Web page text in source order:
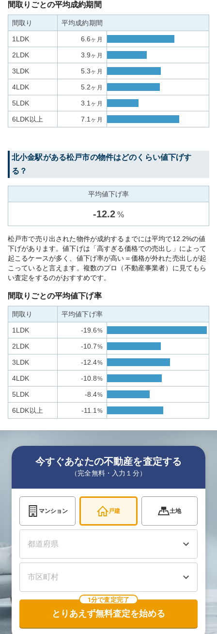
間取りごとの平均成約期間
間取り 平均成約期間
1LDK 6.6ヶ月
2LDK 3.9ヶ月
3LDK 5.3ヶ月
4LDK 5.2ヶ月
5LDK 3.1 ヶ月
6LDK以上 7.1 ヶ月
北小金駅がある松戸市の物件はどのくらい値下げす
る？
平均値下げ率
-12.2 %
松戸市で売り出された物件が成約するまでには平均で12.2%の値
下げがあります。値下げは「高すぎる価格での売出し」によって
起こるケースが多く、値下げ率が高い＝価格が外れた売出しが起
こっていると言えます。複数のプロ（不動産事業者）に見てもら
い査定をするのがおすすめです。
間取りごとの平均値下げ率
間取り 平均値下げ率
1LDK -19.6%
2LDK -10.7%
3LDK -12.4%
4LDK -10.8%
5LDK -8.4%
6LDK以上 -11.1 %
今すぐあなたの不動産を査定する
（完全無料・入力１分）
マンション 戸建 土地
1分で査定完了
とりあえず無料査定を始める